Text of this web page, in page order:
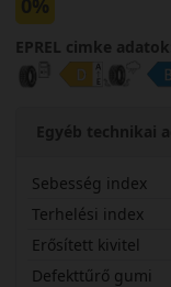
EPREL cimke
Egyéb technikai
Sebesség index
Terhelési index
Erősített kivitel
Defekttűrő gumi